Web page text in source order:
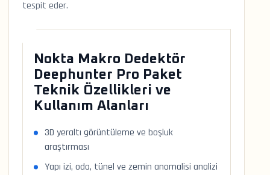
tespit eder.
Nokta Makro Dedektör
Deephunter Pro Paket
Teknik Özellikleri ve
Kullanım Alanları
3D yeraltı görüntüleme ve boşluk
araştırması
Yapı izi, oda, tünel ve zemin anomalisi analizi